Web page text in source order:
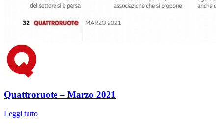
Quattroruote – Marzo 2021
Leggi tutto